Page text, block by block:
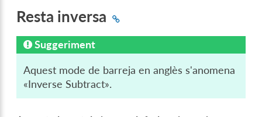
Resta inversa
Suggeriment
Aquest mode de barreja en anglès s'anomena
«Inverse Subtract».